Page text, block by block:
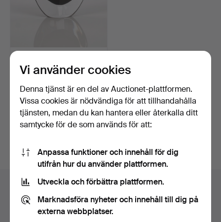
underfångsglas, Orrefo…
Värdering
43 USD
Bevaka sökning
Du kan också söka i vårt arkiv med avslutade auktioner
Föremål i Sverige
Du ser nu bara föremål i Sverige. Vi har transporter till
fast pris för alla föremål.
Vi använder cookies
Denna tjänst är en del av Auctionet-plattformen.
Vissa cookies är nödvändiga för att tillhandahålla
tjänsten, medan du kan hantera eller återkalla ditt
samtycke för de som används för att:
Anpassa funktioner och innehåll för dig
utifrån hur du använder plattformen.
Utveckla och förbättra plattformen.
Marknadsföra nyheter och innehåll till dig på
externa webbplatser.